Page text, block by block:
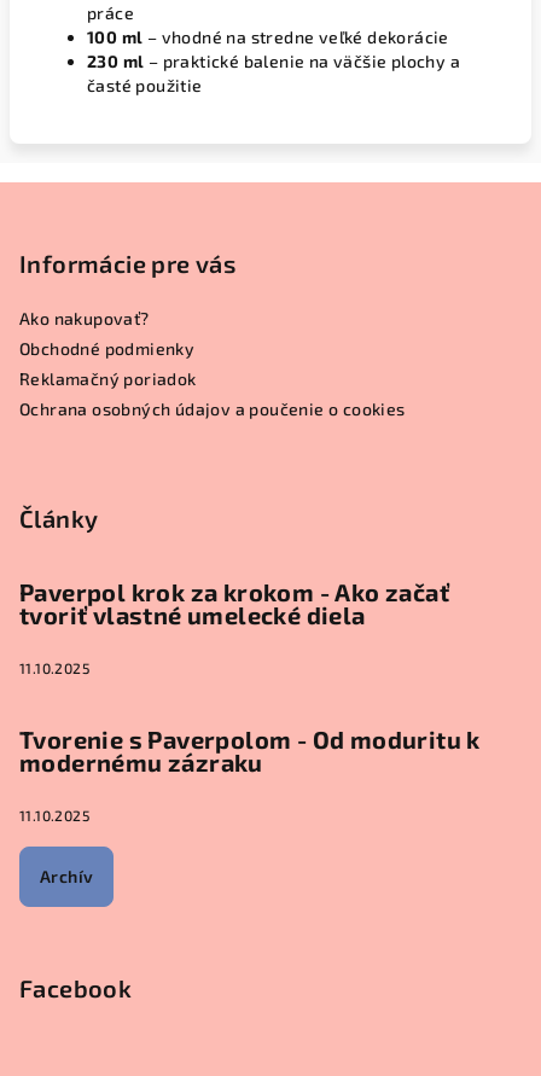
práce
100 ml – vhodné na stredne veľké dekorácie
230 ml – praktické balenie na väčšie plochy a
časté použitie
Informácie pre vás
Ako nakupovať?
Obchodné podmienky
Reklamačný poriadok
Ochrana osobných údajov a poučenie o cookies
Články
Paverpol krok za krokom - Ako začať
tvoriť vlastné umelecké diela
11.10.2025
Tvorenie s Paverpolom - Od moduritu k
modernému zázraku
11.10.2025
Archív
Facebook